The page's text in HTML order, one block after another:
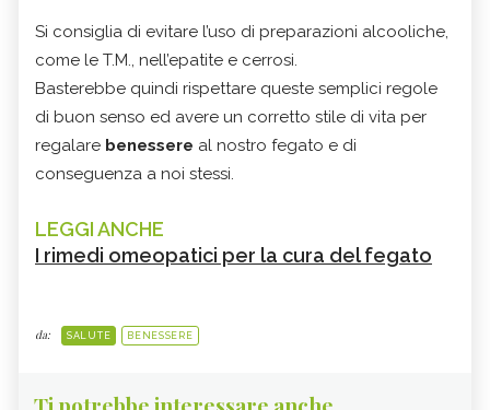
Si consiglia di evitare l’uso di preparazioni alcooliche,
come le T.M., nell’epatite e cerrosi.
Basterebbe quindi rispettare queste semplici regole
di buon senso ed avere un corretto stile di vita per
regalare benessere al nostro fegato e di
conseguenza a noi stessi.
LEGGI ANCHE
I rimedi omeopatici per la cura del fegato
da: SALUTE BENESSERE
Ti potrebbe interessare anche